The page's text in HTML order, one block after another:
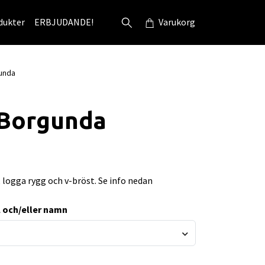
ERBJUDANDE! Varukorg
rygg och v-bröst. Se info nedan
eller namn